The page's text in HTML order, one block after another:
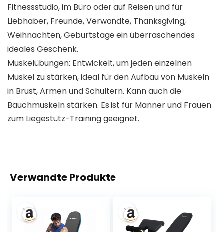
Fitnessstudio, im Büro oder auf Reisen und für
Liebhaber, Freunde, Verwandte, Thanksgiving,
Weihnachten, Geburtstage ein überraschendes
ideales Geschenk.
Muskelübungen: Entwickelt, um jeden einzelnen
Muskel zu stärken, ideal für den Aufbau von Muskeln
in Brust, Armen und Schultern. Kann auch die
Bauchmuskeln stärken. Es ist für Männer und Frauen
zum Liegestütz-Training geeignet.
Verwandte Produkte